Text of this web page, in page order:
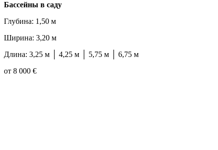
Бассейны в саду
Глубина: 1,50 м
Ширина: 3,20 м
Длина: 3,25 м │ 4,25 м │ 5,75 м │ 6,75 м
от 8 000 €